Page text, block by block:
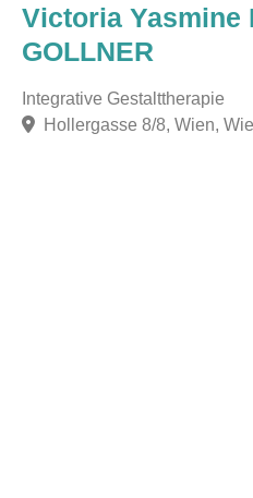
Victoria Yasmine
GOLLNER
Integrative Gestalttherapie
Hollergasse 8/8, Wien,